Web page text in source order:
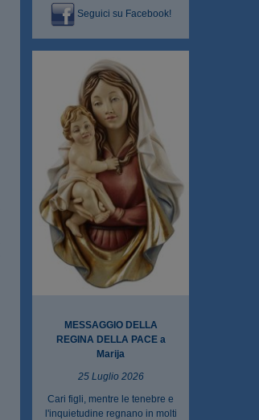
Seguici su Facebook!
MESSAGGIO DELLA
REGINA DELLA PACE a
Marija
25 Luglio 2026
Cari figli, mentre le tenebre e
l'inquietudine regnano in molti